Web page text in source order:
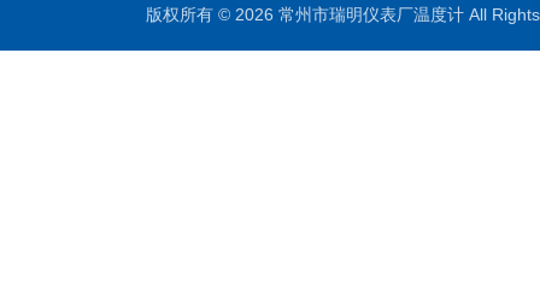
版权所有 © 2026 常州市瑞明仪表厂温度计 All